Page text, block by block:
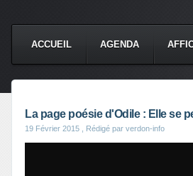
ACCUEIL AGENDA
La page poésie d'Odile : Elle se
19 Février 2015 , Rédigé par verdon-info